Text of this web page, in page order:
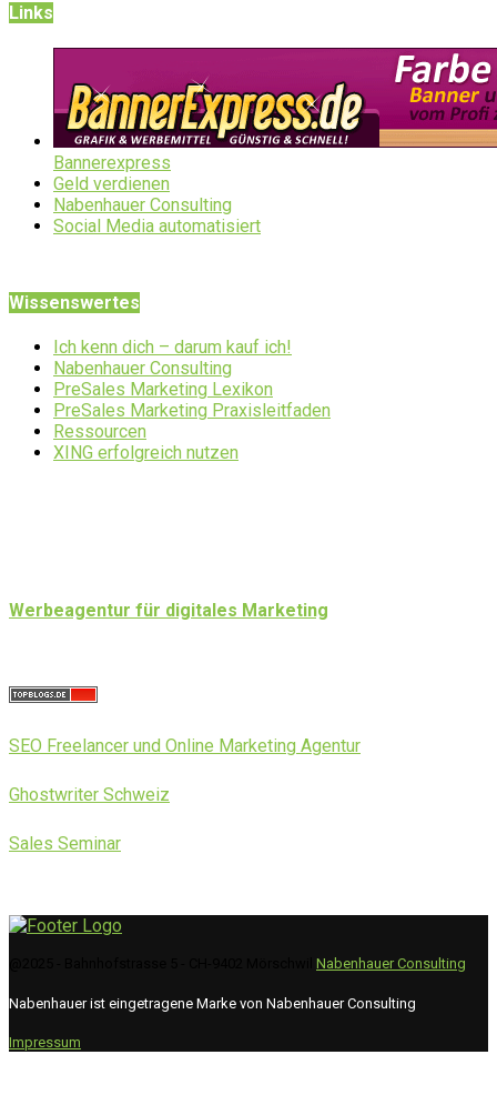
Links
Bannerexpress
Geld verdienen
Nabenhauer Consulting
Social Media automatisiert
Wissenswertes
Ich kenn dich – darum kauf ich!
Nabenhauer Consulting
PreSales Marketing Lexikon
PreSales Marketing Praxisleitfaden
Ressourcen
XING erfolgreich nutzen
Werbeagentur für digitales Marketing
SEO Freelancer und Online Marketing Agentur
Ghostwriter Schweiz
Sales Seminar
Nabenhauer Consulting
Nabenhauer ist eingetragene Marke von Nabenhauer Consulting
Impressum